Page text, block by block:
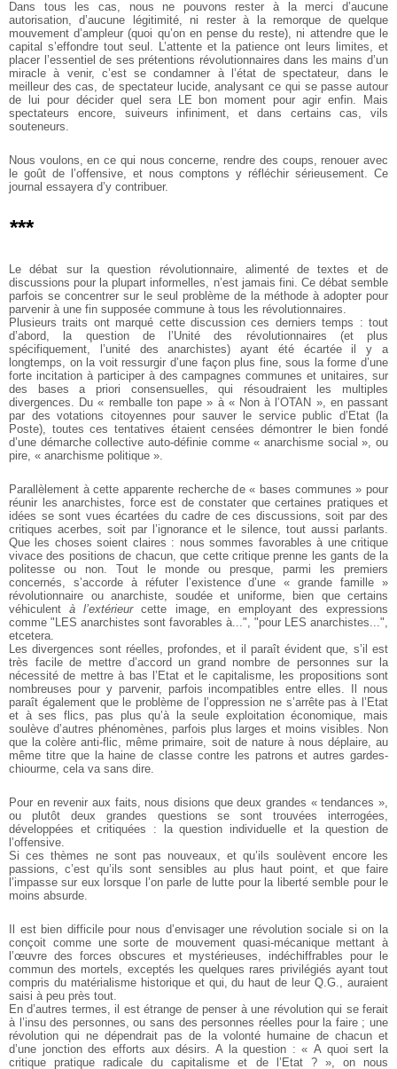
Dans tous les cas, nous ne pouvons rester à la merci d’aucune
autorisation, d’aucune légitimité, ni rester à la remorque de quelque
mouvement d’ampleur (quoi qu’on en pense du reste), ni attendre que le
capital s’effondre tout seul. L’attente et la patience ont leurs limites, et
placer l’essentiel de ses prétentions révolutionnaires dans les mains d’un
miracle à venir, c’est se condamner à l’état de spectateur, dans le
meilleur des cas, de spectateur lucide, analysant ce qui se passe autour
de lui pour décider quel sera LE bon moment pour agir enfin. Mais
spectateurs encore, suiveurs infiniment, et dans certains cas, vils
souteneurs.
Nous voulons, en ce qui nous concerne, rendre des coups, renouer avec
le goût de l’offensive, et nous comptons y réfléchir sérieusement. Ce
journal essayera d’y contribuer.
***
Le débat sur la question révolutionnaire, alimenté de textes et de
discussions pour la plupart informelles, n’est jamais fini. Ce débat semble
parfois se concentrer sur le seul problème de la méthode à adopter pour
parvenir à une fin supposée commune à tous les révolutionnaires.
Plusieurs traits ont marqué cette discussion ces derniers temps : tout
d’abord, la question de l’Unité des révolutionnaires (et plus
spécifiquement, l’unité des anarchistes) ayant été écartée il y a
longtemps, on la voit ressurgir d’une façon plus fine, sous la forme d’une
forte incitation à participer à des campagnes communes et unitaires, sur
des bases a priori consensuelles, qui résoudraient les multiples
divergences.
Du « remballe ton pape » à « Non à l’OTAN », en passant
par des votations citoyennes pour sauver le service public d’Etat (la
Poste), toutes ces tentatives étaient censées démontrer le bien fondé
d’une démarche collective auto-définie comme « anarchisme social », ou
pire, « anarchisme politique ».
Parallèlement à cette apparente recherche de « bases communes » pour
réunir les anarchistes, force est de constater que certaines pratiques et
idées se sont vues écartées du cadre de ces discussions, soit par des
critiques acerbes, soit par l’ignorance et le silence, tout aussi parlants.
Que les choses soient claires : nous sommes favorables à une critique
vivace des positions de chacun, que cette critique prenne les gants de la
politesse ou non. Tout le monde ou presque, parmi les premiers
concernés, s’accorde à réfuter l’existence d’une « grande famille »
révolutionnaire ou anarchiste, soudée et uniforme, bien que certains
véhiculentà l’extérieurcette image, en employant des expressions
comme "LES anarchistes sont favorables à...", "pour LES anarchistes...",
etcetera.
Les divergences sont réelles, profondes, et il paraît évident que, s’il est
très facile de mettre d’accord un grand nombre de personnes sur la
nécessité de mettre à bas l’Etat et le capitalisme, les propositions sont
nombreuses pour y parvenir, parfois incompatibles entre elles. Il nous
paraît également que le problème de l’oppression ne s’arrête pas à l’Etat
et à ses flics, pas plus qu’à la seule exploitation économique, mais
soulève d’autres phénomènes, parfois plus larges et moins visibles.
Non
que la colère anti-flic, même primaire, soit de nature à nous déplaire, au
même titre que la haine de classe contre les patrons et autres gardes-
chiourme, cela va sans dire.
Pour en revenir aux faits, nous disions que deux grandes « tendances »,
ou plutôt deux grandes questions se sont trouvées interrogées,
développées et critiquées : la question individuelle et la question de
l’offensive.
Si ces thèmes ne sont pas nouveaux, et qu’ils soulèvent encore les
passions, c’est qu’ils sont sensibles au plus haut point, et que faire
l’impasse sur eux lorsque l’on parle de lutte pour la liberté semble pour le
moins absurde.
Il est bien difficile pour nous d’envisager une révolution sociale si on la
conçoit comme une sorte de mouvement quasi-mécanique mettant à
l’œuvre des forces obscures et mystérieuses, indéchiffrables pour le
commun des mortels, exceptés les quelques rares privilégiés ayant tout
compris du matérialisme historique et qui, du haut de leur Q.G., auraient
saisi à peu près tout.
En d’autres termes, il est étrange de penser à une révolution qui se ferait
à l’insu des personnes, ou sans des personnes réelles pour la faire ; une
révolution qui ne dépendrait pas de la volonté humaine de chacun et
d’une jonction des efforts aux désirs.
A la question : « A quoi sert la
critique pratique radicale du capitalisme et de l’Etat ? », on nous